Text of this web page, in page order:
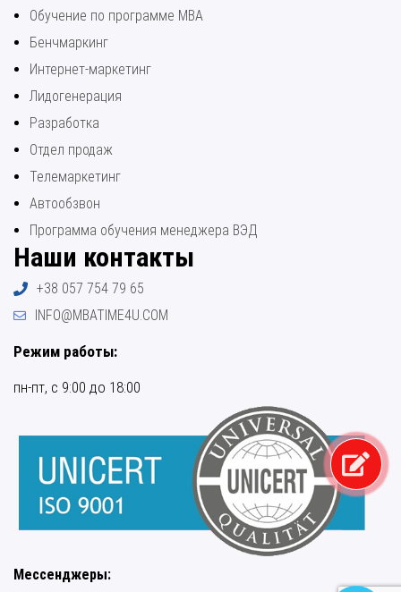
Обучение по программе МВА
Бенчмаркинг
Интернет-маркетинг
Лидогенерация
Разработка
Отдел продаж
Телемаркетинг
Автообзвон
Программа обучения менеджера ВЭД
Наши контакты
+38 057 754 79 65
INFO@MBATIME4U.COM
Режим работы:
пн-пт, с 9:00 до 18:00
Мессенджеры: